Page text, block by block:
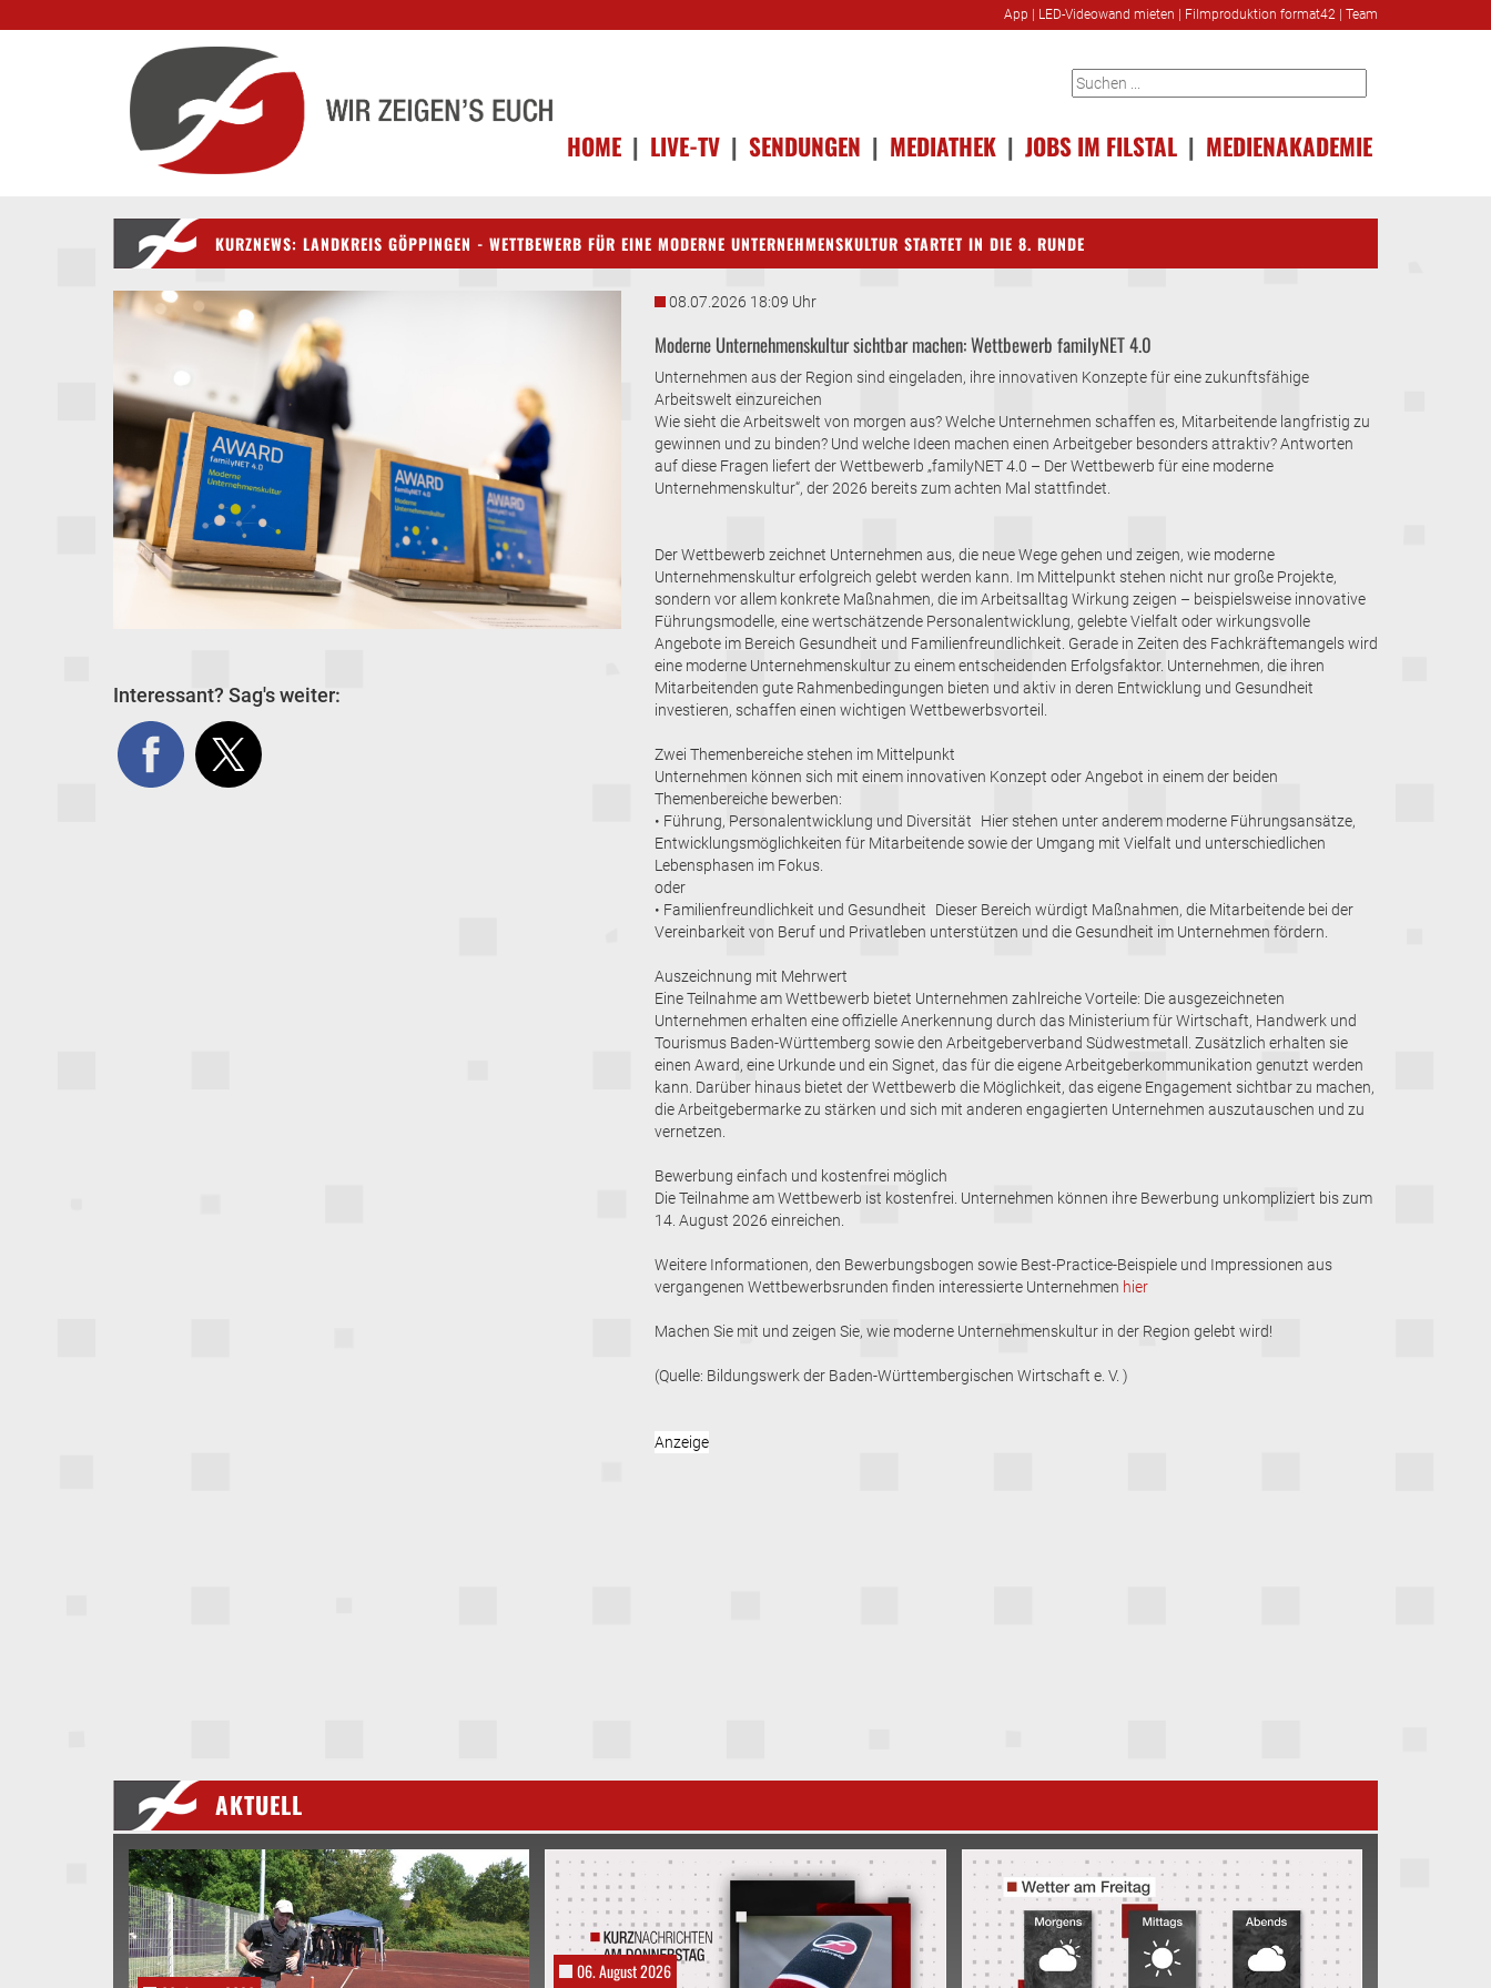
App LED-Videowand mieten Filmproduktion format42 Team
HOME | LIVE-TV | SENDUNGEN | MEDIATHEK | JOBS IM FILSTAL | MEDIENAKADEMIE
KURZNEWS: LANDKREIS GÖPPINGEN - WETTBEWERB FÜR EINE MODERNE UNTERNEHMENSKULTUR STARTET IN DIE 8. RUNDE
Interessant? Sag's weiter:
08.07.2026 18:09 Uhr
Moderne Unternehmenskultur sichtbar machen: Wettbewerb familyNET 4.0
Unternehmen aus der Region sind eingeladen, ihre innovativen Konzepte für eine zukunftsfähige
Arbeitswelt einzureichen
Wie sieht die Arbeitswelt von morgen aus? Welche Unternehmen schaffen es, Mitarbeitende langfristig zu
gewinnen und zu binden? Und welche Ideen machen einen Arbeitgeber besonders attraktiv? Antworten
auf diese Fragen liefert der Wettbewerb „familyNET 4.0 – Der Wettbewerb für eine moderne
Unternehmenskultur“, der 2026 bereits zum achten Mal stattfindet.
Der Wettbewerb zeichnet Unternehmen aus, die neue Wege gehen und zeigen, wie moderne
Unternehmenskultur erfolgreich gelebt werden kann. Im Mittelpunkt stehen nicht nur große Projekte,
sondern vor allem konkrete Maßnahmen, die im Arbeitsalltag Wirkung zeigen – beispielsweise innovative
Führungsmodelle, eine wertschätzende Personalentwicklung, gelebte Vielfalt oder wirkungsvolle
Angebote im Bereich Gesundheit und Familienfreundlichkeit. Gerade in Zeiten des Fachkräftemangels wird
eine moderne Unternehmenskultur zu einem entscheidenden Erfolgsfaktor. Unternehmen, die ihren
Mitarbeitenden gute Rahmenbedingungen bieten und aktiv in deren Entwicklung und Gesundheit
investieren, schaffen einen wichtigen Wettbewerbsvorteil.
Zwei Themenbereiche stehen im Mittelpunkt
Unternehmen können sich mit einem innovativen Konzept oder Angebot in einem der beiden
Themenbereiche bewerben:
• Führung, Personalentwicklung und Diversität Hier stehen unter anderem moderne Führungsansätze,
Entwicklungsmöglichkeiten für Mitarbeitende sowie der Umgang mit Vielfalt und unterschiedlichen
Lebensphasen im Fokus.
oder
• Familienfreundlichkeit und Gesundheit Dieser Bereich würdigt Maßnahmen, die Mitarbeitende bei der
Vereinbarkeit von Beruf und Privatleben unterstützen und die Gesundheit im Unternehmen fördern.
Auszeichnung mit Mehrwert
Eine Teilnahme am Wettbewerb bietet Unternehmen zahlreiche Vorteile: Die ausgezeichneten
Unternehmen erhalten eine offizielle Anerkennung durch das Ministerium für Wirtschaft, Handwerk und
Tourismus Baden-Württemberg sowie den Arbeitgeberverband Südwestmetall. Zusätzlich erhalten sie
einen Award, eine Urkunde und ein Signet, das für die eigene Arbeitgeberkommunikation genutzt werden
kann. Darüber hinaus bietet der Wettbewerb die Möglichkeit, das eigene Engagement sichtbar zu machen,
die Arbeitgebermarke zu stärken und sich mit anderen engagierten Unternehmen auszutauschen und zu
vernetzen.
Bewerbung einfach und kostenfrei möglich
Die Teilnahme am Wettbewerb ist kostenfrei. Unternehmen können ihre Bewerbung unkompliziert bis zum
14. August 2026 einreichen.
Weitere Informationen, den Bewerbungsbogen sowie Best-Practice-Beispiele und Impressionen aus
vergangenen Wettbewerbsrunden finden interessierte Unternehmen hier
Machen Sie mit und zeigen Sie, wie moderne Unternehmenskultur in der Region gelebt wird!
(Quelle: Bildungswerk der Baden-Württembergischen Wirtschaft e. V. )
AKTUELL
06. August 2026